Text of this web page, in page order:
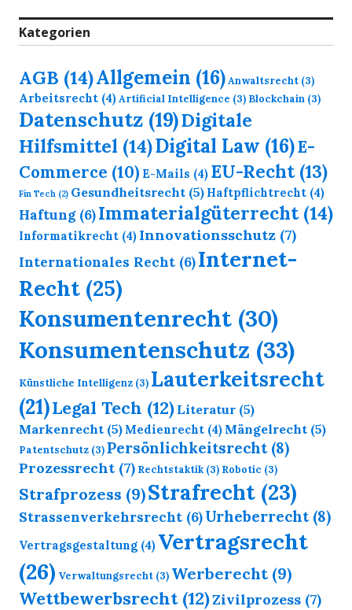
Kategorien
AGB (14)Allgemein (16)Anwaltsrecht (3)
Arbeitsrecht (4)Artificial Intelligence (3) Blockchain (3)
Datenschutz (19)Digitale
Hilfsmittel (14)Digital Law (16)E-
Commerce (10) E-Mails (4) EU-Recht(13)
Fin Tech (2) Gesundheitsrecht (5) Haftpflichtrecht (4)
Haftung(6)Immaterialgüterrecht(14)
Informatikrecht (4) Innovationsschutz (7)
Internationales Recht (6)Internet-
Recht (25)
Konsumentenrecht (30)
Konsumentenschutz (33)
Künstliche Intelligenz (3) Lauterkeitsrecht
(21)Legal Tech (12) Literatur (5)
Markenrecht (5) Medienrecht (4) Mängelrecht (5)
Patentschutz (3)Persönlichkeitsrecht(8)
Prozessrecht (7) Rechtstaktik(3) Robotic (3)
Strafprozess (9)Strafrecht (23)
Strassenverkehrsrecht (6)Urheberrecht(8)
Vertragsgestaltung (4) Vertragsrecht
(26) Verwaltungsrecht (3) Werberecht(9)
Wettbewerbsrecht(12)Zivilprozess (7)